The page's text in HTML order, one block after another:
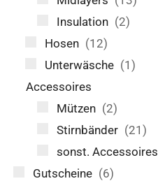
Insulation (2)
Hosen (12)
Unterwäsche (1)
Accessoires
Mützen (2)
Stirnbänder (21)
sonst. Accessoires
Gutscheine (6)